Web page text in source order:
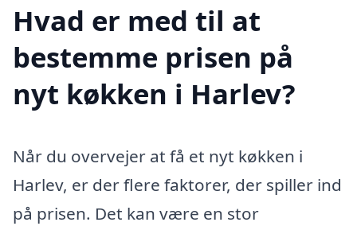
Hvad er med til at
bestemme prisen på
nyt køkken i Harlev?
Når du overvejer at få et nyt køkken i
Harlev, er der flere faktorer, der spiller ind
på prisen. Det kan være en stor